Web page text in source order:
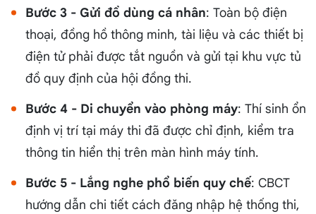
Bước 3 - Gửi đồ dùng cá nhân: Toàn bộ điện
thoại, đồng hồ thông minh, tài liệu và các thiết bị
điện tử phải được tắt nguồn và gửi tại khu vực tủ
đồ quy định của hội đồng thi.
Bước 4 - Di chuyển vào phòng máy: Thí sinh ổn
định vị trí tại máy thi đã được chỉ định, kiểm tra
thông tin hiển thị trên màn hình máy tính.
Bước 5 - Lắng nghe phổ biến quy chế: CBCT
hướng dẫn chi tiết cách đăng nhập hệ thống thi,